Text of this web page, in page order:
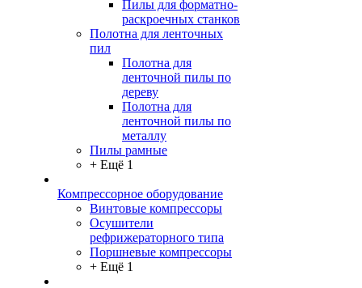
Пилы для форматно-
раскроечных станков
Полотна для ленточных
пил
Полотна для
ленточной пилы по
дереву
Полотна для
ленточной пилы по
металлу
Пилы рамные
+ Ещё 1
Компрессорное оборудование
Винтовые компрессоры
Осушители
рефрижераторного типа
Поршневые компрессоры
+ Ещё 1